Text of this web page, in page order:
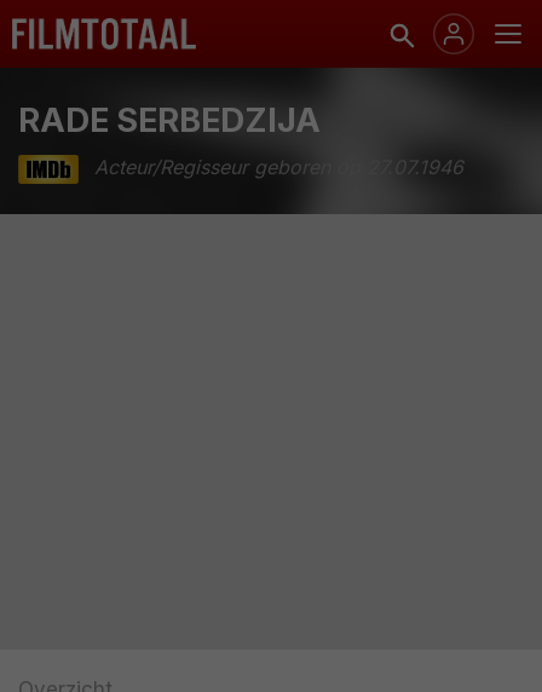
RADE SERBEDZIJA
Acteur/Regisseur geboren op 27.07.1946